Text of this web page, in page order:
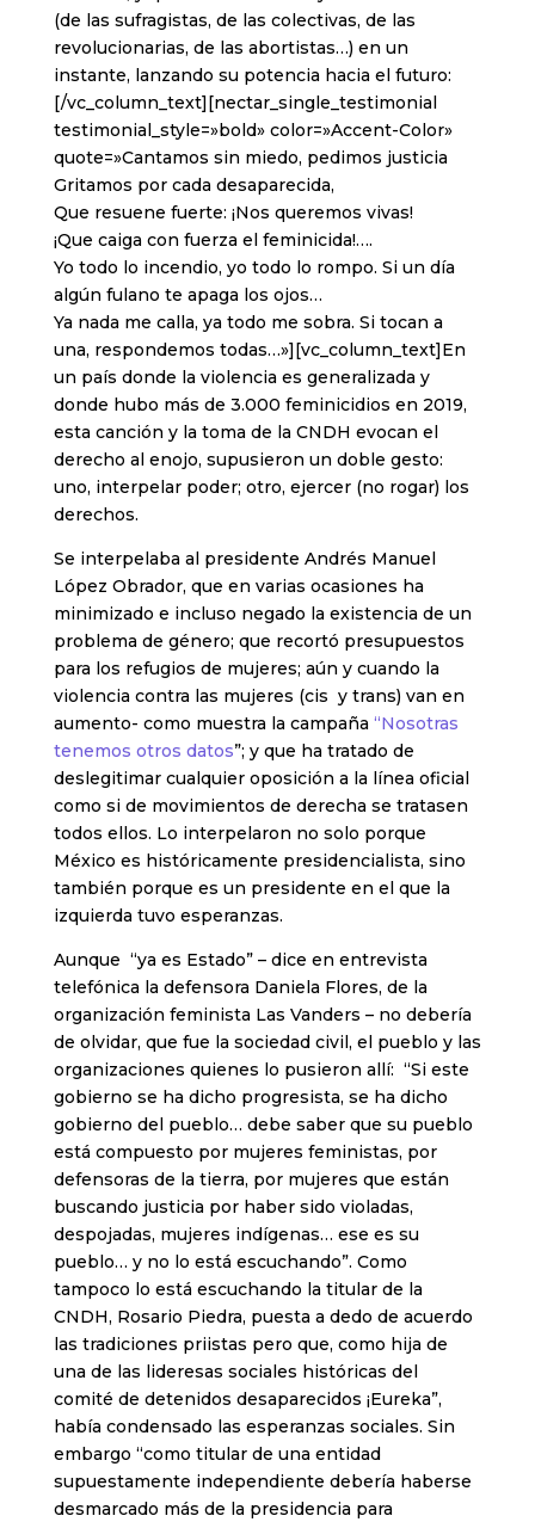
(de las sufragistas, de las colectivas, de las
revolucionarias, de las abortistas…) en un
instante, lanzando su potencia hacia el futuro:
[/vc_column_text][nectar_single_testimonial
testimonial_style=»bold» color=»Accent-Color»
quote=»Cantamos sin miedo, pedimos justicia
Gritamos por cada desaparecida,
Que resuene fuerte: ¡Nos queremos vivas!
¡Que caiga con fuerza el feminicida!….
Yo todo lo incendio, yo todo lo rompo. Si un día
algún fulano te apaga los ojos…
Ya nada me calla, ya todo me sobra. Si tocan a
una, respondemos todas…»][vc_column_text]En
un país donde la violencia es generalizada y
donde hubo más de 3.000 feminicidios en 2019,
esta canción y la toma de la CNDH evocan el
derecho al enojo, supusieron un doble gesto:
uno, interpelar poder; otro, ejercer (no rogar) los
derechos.
Se interpelaba al presidente Andrés Manuel
López Obrador, que en varias ocasiones ha
minimizado e incluso negado la existencia de un
problema de género; que recortó presupuestos
para los refugios de mujeres; aún y cuando la
violencia contra las mujeres (cis y trans) van en
aumento- como muestra la campaña “Nosotras
tenemos otros datos”; y que ha tratado de
deslegitimar cualquier oposición a la línea oficial
como si de movimientos de derecha se tratasen
todos ellos. Lo interpelaron no solo porque
México es históricamente presidencialista, sino
también porque es un presidente en el que la
izquierda tuvo esperanzas.
Aunque “ya es Estado” – dice en entrevista
telefónica la defensora Daniela Flores, de la
organización feminista Las Vanders – no debería
de olvidar, que fue la sociedad civil, el pueblo y las
organizaciones quienes lo pusieron allí: “Si este
gobierno se ha dicho progresista, se ha dicho
gobierno del pueblo… debe saber que su pueblo
está compuesto por mujeres feministas, por
defensoras de la tierra, por mujeres que están
buscando justicia por haber sido violadas,
despojadas, mujeres indígenas… ese es su
pueblo… y no lo está escuchando”. Como
tampoco lo está escuchando la titular de la
CNDH, Rosario Piedra, puesta a dedo de acuerdo
las tradiciones priistas pero que, como hija de
una de las lideresas sociales históricas del
comité de detenidos desaparecidos ¡Eureka”,
había condensado las esperanzas sociales. Sin
embargo “como titular de una entidad
supuestamente independiente debería haberse
desmarcado más de la presidencia para